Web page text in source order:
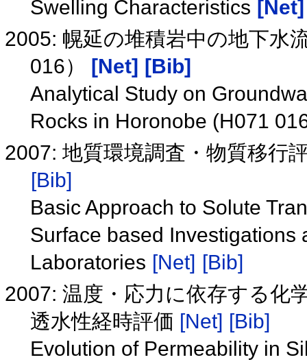
Swelling Characteristics [Net]
2005: 幌延の堆積岩中の地下水
016）
[Net] [Bib]
Analytical Study on
Rocks in Horonobe (H071
2007: 地質環境調査・物質移行
[Bib]
Basic Approach to Solute
Surface based Investigations
Laboratories [Net] [Bib]
2007: 温度・応力に依存する化
透水性経時評価 [Net] [Bib]
Evolution of Permeability in